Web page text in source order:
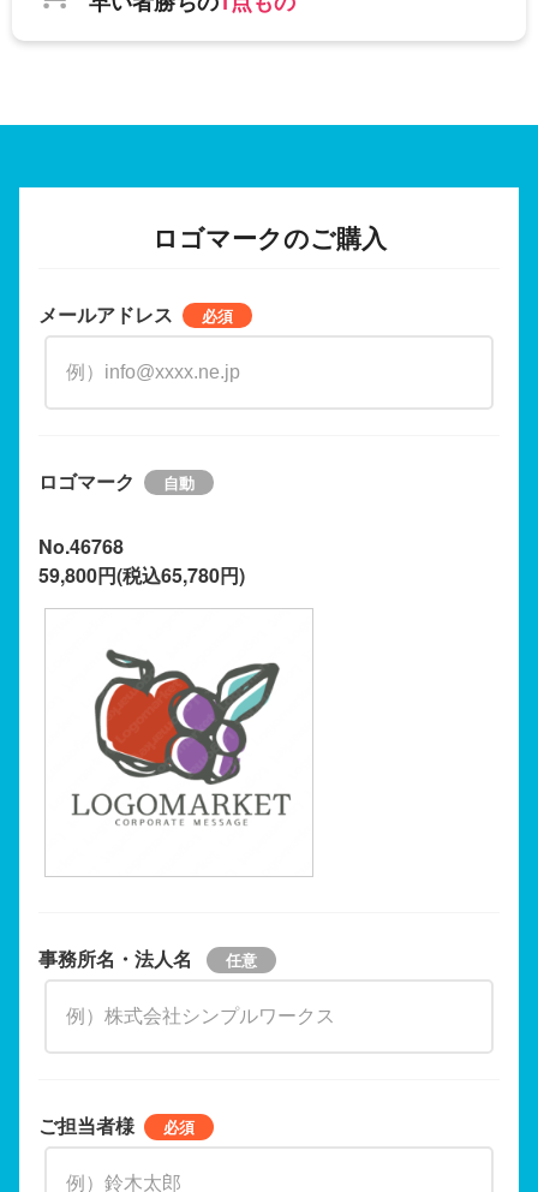
ロゴマークのご購入
メールアドレス
ロゴマーク
No.46768
59,800円(税込65,780円)
事務所名・法人名
ご担当者様